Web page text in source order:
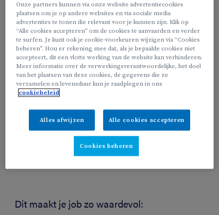
Je wil schoonmaken in je eigen regio
Je een vast uurrooster wil, dat we samen opstellen naar
jouw wens
Je niet in het weekend wil werken en wel tijdens de
schooluren
Je kan ook aan de slag als thuisstrijk(st)er, zelfs in combinatie
Dit maakt je job zo waardevol:
Onze partners kunnen via onze website advertentiecookies
plaatsen om je op andere websites en via sociale media
advertenties te tonen die relevant voor je kunnen zijn. Klik op
“Alle cookies accepteren” om de cookies te aanvaarden en verder
te surfen. Je kunt ook je cookie-voorkeuren wijzigen via “Cookies
beheren”. Hou er rekening mee dat, als je bepaalde cookies niet
accepteert, dit een vlotte werking van de website kan verhinderen.
Meer informatie over de verwerkingsverantwoordelijke, het doel
van het plaatsen van deze cookies, de gegevens die ze
verzamelen en levensduur kun je raadplegen in ons
cookiebeleid
Alles afwijzen Alle cookies accepteren
Cookies beheren